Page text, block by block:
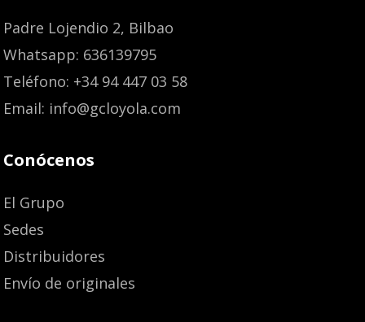
Padre Lojendio 2, Bilbao
Whatsapp: 636139795
Teléfono: +34 94 447 03 58
Email: info@gcloyola.com
Conócenos
El Grupo
Sedes
Distribuidores
Envío de originales